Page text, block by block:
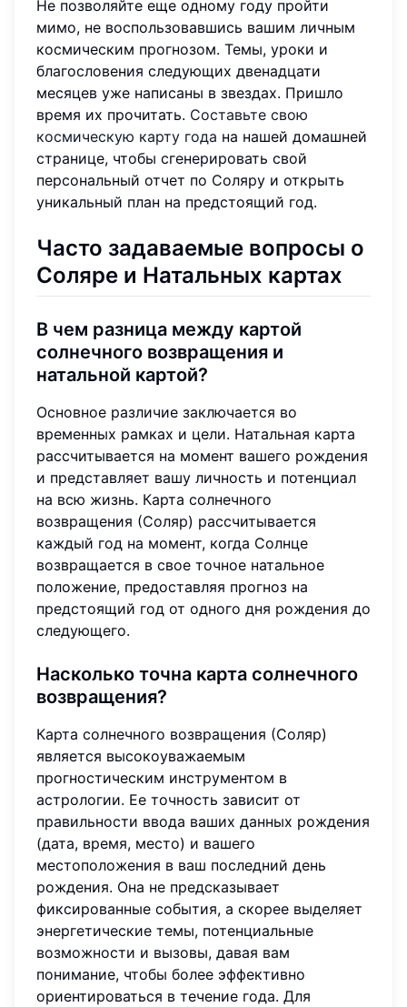
Не позволяйте еще одному году пройти
мимо, не воспользовавшись вашим личным
космическим прогнозом. Темы, уроки и
благословения следующих двенадцати
месяцев уже написаны в звездах. Пришло
время их прочитать. Составьте свою
космическую карту года на нашей домашней
странице, чтобы сгенерировать свой
персональный отчет по Соляру и открыть
уникальный план на предстоящий год.
Часто задаваемые вопросы о
Соляре и Натальных картах
В чем разница между картой
солнечного возвращения и
натальной картой?
Основное различие заключается во
временных рамках и цели. Натальная карта
рассчитывается на момент вашего рождения
и представляет вашу личность и потенциал
на всю жизнь. Карта солнечного
возвращения (Соляр) рассчитывается
каждый год на момент, когда Солнце
возвращается в свое точное натальное
положение, предоставляя прогноз на
предстоящий год от одного дня рождения до
следующего.
Насколько точна карта солнечного
возвращения?
Карта солнечного возвращения (Соляр)
является высокоуважаемым
прогностическим инструментом в
астрологии. Ее точность зависит от
правильности ввода ваших данных рождения
(дата, время, место) и вашего
местоположения в ваш последний день
рождения. Она не предсказывает
фиксированные события, а скорее выделяет
энергетические темы, потенциальные
возможности и вызовы, давая вам
понимание, чтобы более эффективно
ориентироваться в течение года. Для